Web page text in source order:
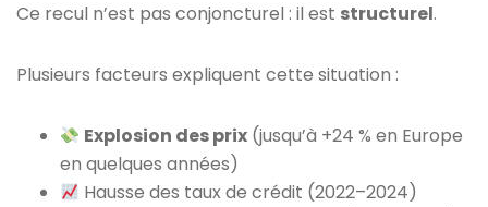
Ce recul n’est pas conjoncturel : il est structurel.
Plusieurs facteurs expliquent cette situation :
Explosion des prix (jusqu’à +24 % en Europe
en quelques années)
Hausse des taux de crédit (2022–2024)